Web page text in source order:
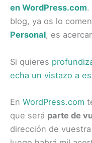
en WordPress.com.
blog, ya os lo
Personal, es
Si quieres
echa un vistazo a
En WordPress.com
que será parte de
dirección de